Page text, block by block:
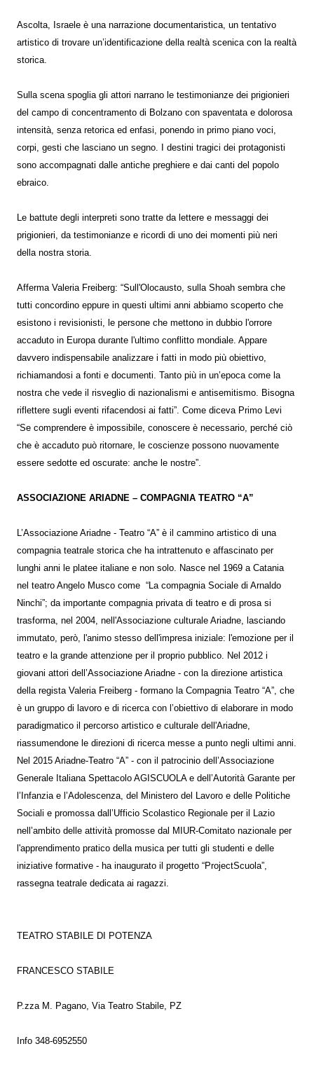
Ascolta, Israele è una narrazione documentaristica, un tentativo
artistico di trovare un’identificazione della realtà scenica con la realtà
storica.
Sulla scena spoglia gli attori narrano le testimonianze dei prigionieri
del campo di concentramento di Bolzano con spaventata e dolorosa
intensità, senza retorica ed enfasi, ponendo in primo piano voci,
corpi, gesti che lasciano un segno. I destini tragici dei protagonisti
sono accompagnati dalle antiche preghiere e dai canti del popolo
ebraico.
Le battute degli interpreti sono tratte da lettere e messaggi dei
prigionieri, da testimonianze e ricordi di uno dei momenti più neri
della nostra storia.
Afferma Valeria Freiberg: “Sull'Olocausto, sulla Shoah sembra che
tutti concordino eppure in questi ultimi anni abbiamo scoperto che
esistono i revisionisti, le persone che mettono in dubbio l'orrore
accaduto in Europa durante l'ultimo conflitto mondiale. Appare
davvero indispensabile analizzare i fatti in modo più obiettivo,
richiamandosi a fonti e documenti. Tanto più in un’epoca come la
nostra che vede il risveglio di nazionalismi e antisemitismo. Bisogna
riflettere sugli eventi rifacendosi ai fatti”. Come diceva Primo Levi
“Se comprendere è impossibile, conoscere è necessario, perché ciò
che è accaduto può ritornare, le coscienze possono nuovamente
essere sedotte ed oscurate: anche le nostre”.
ASSOCIAZIONE ARIADNE – COMPAGNIA TEATRO “A”
L’Associazione Ariadne - Teatro “A” è il cammino artistico di una
compagnia teatrale storica che ha intrattenuto e affascinato per
lunghi anni le platee italiane e non solo. Nasce nel 1969 a Catania
nel teatro Angelo Musco come “La compagnia Sociale di Arnaldo
Ninchi”; da importante compagnia privata di teatro e di prosa si
trasforma, nel 2004, nell'Associazione culturale Ariadne, lasciando
immutato, però, l'animo stesso dell'impresa iniziale: l'emozione per il
teatro e la grande attenzione per il proprio pubblico. Nel 2012 i
giovani attori dell’Associazione Ariadne - con la direzione artistica
della regista Valeria Freiberg - formano la Compagnia Teatro “A”, che
è un gruppo di lavoro e di ricerca con l’obiettivo di elaborare in modo
paradigmatico il percorso artistico e culturale dell'Ariadne,
riassumendone le direzioni di ricerca messe a punto negli ultimi anni.
Nel 2015 Ariadne-Teatro “A” - con il patrocinio dell’Associazione
Generale Italiana Spettacolo AGISCUOLA e dell’Autorità Garante per
l’Infanzia e l’Adolescenza, del Ministero del Lavoro e delle Politiche
Sociali e promossa dall’Ufficio Scolastico Regionale per il Lazio
nell’ambito delle attività promosse dal MIUR-Comitato nazionale per
l'apprendimento pratico della musica per tutti gli studenti e delle
iniziative formative - ha inaugurato il progetto “ProjectScuola”,
rassegna teatrale dedicata ai ragazzi.
TEATRO STABILE DI POTENZA
FRANCESCO STABILE
P.zza M. Pagano, Via Teatro Stabile, PZ
Info 348-6952550